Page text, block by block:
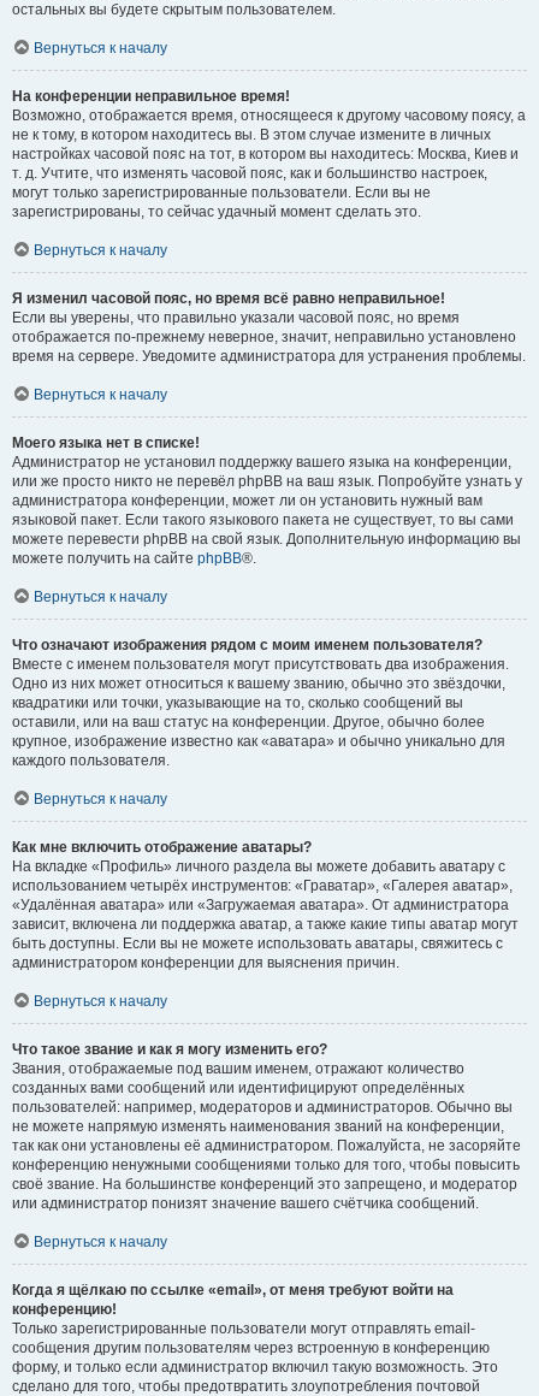
остальных вы будете скрытым пользователем.
Вернуться к началу
На конференции неправильное время!
Возможно, отображается время, относящееся к другому часовому поясу, а
не к тому, в котором находитесь вы. В этом случае измените в личных
настройках часовой пояс на тот, в котором вы находитесь: Москва, Киев и
т. д. Учтите, что изменять часовой пояс, как и большинство настроек,
могут только зарегистрированные пользователи. Если вы не
зарегистрированы, то сейчас удачный момент сделать это.
Вернуться к началу
Я изменил часовой пояс, но время всё равно неправильное!
Если вы уверены, что правильно указали часовой пояс, но время
отображается по-прежнему неверное, значит, неправильно установлено
время на сервере. Уведомите администратора для устранения проблемы.
Вернуться к началу
Моего языка нет в списке!
Администратор не установил поддержку вашего языка на конференции,
или же просто никто не перевёл phpBB на ваш язык. Попробуйте узнать у
администратора конференции, может ли он установить нужный вам
языковой пакет. Если такого языкового пакета не существует, то вы сами
можете перевести phpBB на свой язык. Дополнительную информацию вы
можете получить на сайте phpBB®.
Вернуться к началу
Что означают изображения рядом с моим именем пользователя?
Вместе с именем пользователя могут присутствовать два изображения.
Одно из них может относиться к вашему званию, обычно это звёздочки,
квадратики или точки, указывающие на то, сколько сообщений вы
оставили, или на ваш статус на конференции. Другое, обычно более
крупное, изображение известно как «аватара» и обычно уникально для
каждого пользователя.
Вернуться к началу
Как мне включить отображение аватары?
На вкладке «Профиль» личного раздела вы можете добавить аватару с
использованием четырёх инструментов: «Граватар», «Галерея аватар»,
«Удалённая аватара» или «Загружаемая аватара». От администратора
зависит, включена ли поддержка аватар, а также какие типы аватар могут
быть доступны. Если вы не можете использовать аватары, свяжитесь с
администратором конференции для выяснения причин.
Вернуться к началу
Что такое звание и как я могу изменить его?
Звания, отображаемые под вашим именем, отражают количество
созданных вами сообщений или идентифицируют определённых
пользователей: например, модераторов и администраторов. Обычно вы
не можете напрямую изменять наименования званий на конференции,
так как они установлены её администратором. Пожалуйста, не засоряйте
конференцию ненужными сообщениями только для того, чтобы повысить
своё звание. На большинстве конференций это запрещено, и модератор
или администратор понизят значение вашего счётчика сообщений.
Вернуться к началу
Когда я щёлкаю по ссылке «email», от меня требуют войти на
конференцию!
Только зарегистрированные пользователи могут отправлять email-
сообщения другим пользователям через встроенную в конференцию
форму, и только если администратор включил такую возможность. Это
сделано для того, чтобы предотвратить злоупотребления почтовой